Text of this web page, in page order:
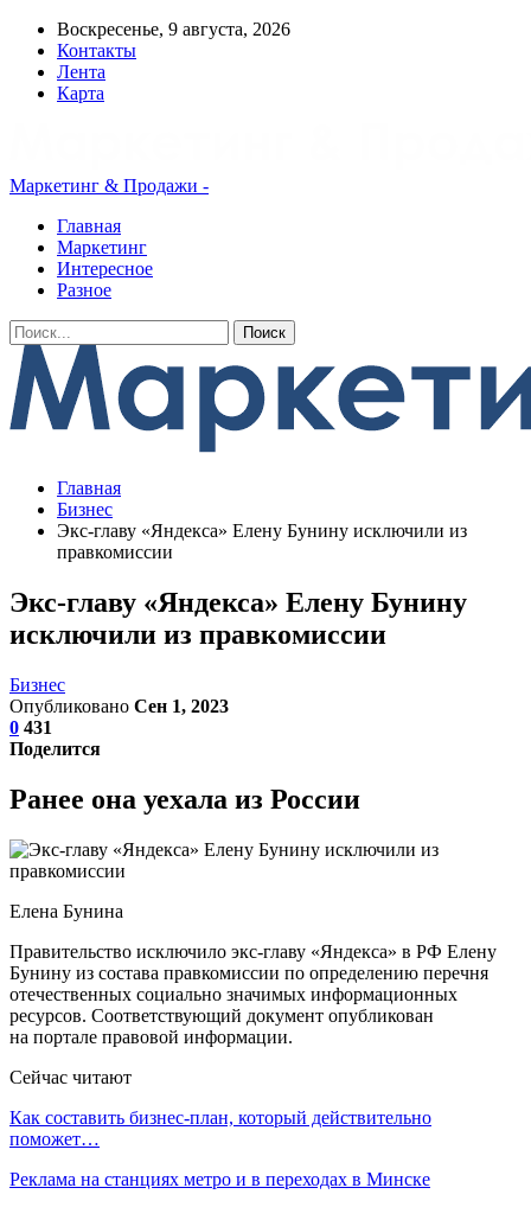
Воскресенье, 9 августа, 2026
Контакты
Лента
Карта
Маркетинг & Продажи -
Главная
Маркетинг
Интересное
Разное
Главная
Бизнес
Экс-главу «Яндекса» Елену Бунину исключили из
правкомиссии
Экс-главу «Яндекса» Елену Бунину
исключили из правкомиссии
Бизнес
Опубликовано Сен 1, 2023
0 431
Поделится
Ранее она уехала из России
Елена Бунина
Правительство исключило экс-главу «Яндекса» в РФ Елену
Бунину из состава правкомиссии по определению перечня
отечественных социально значимых информационных
ресурсов. Соответствующий документ опубликован
на портале правовой информации.
Сейчас читают
Как составить бизнес-план, который действительно
поможет…
Реклама на станциях метро и в переходах в Минске